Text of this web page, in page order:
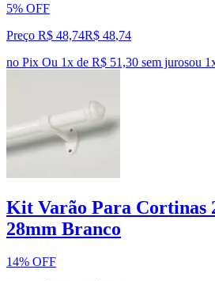
5% OFF
Preço R$ 48,74R$ 48,74
no Pix Ou 1x de R$ 51,30 sem jurosou 1
Kit Varão Para Cortinas
28mm Branco
14% OFF